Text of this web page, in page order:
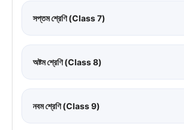
সপ্তম শ্রেণি (Class 7)
অষ্টম শ্রেণি (Class 8)
নবম শ্রেণি (Class 9)